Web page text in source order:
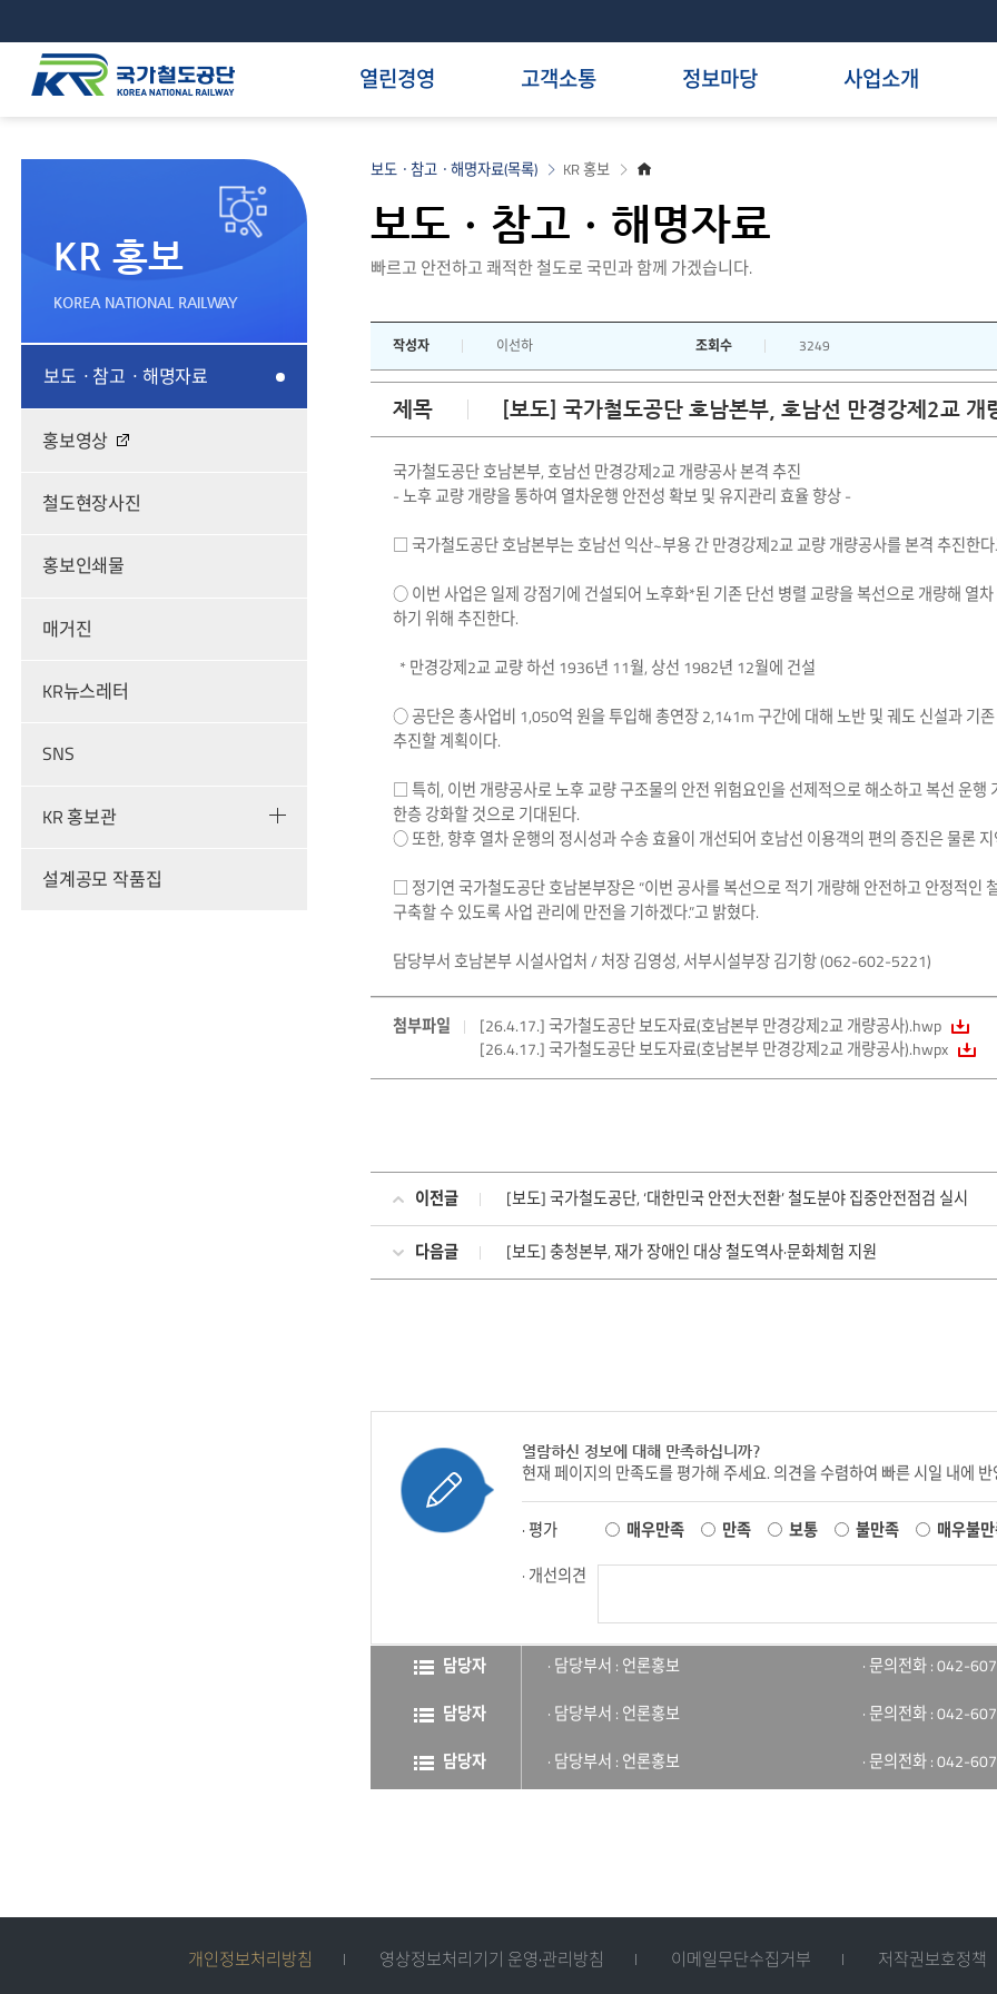
열린경영 고객소통 정보마당 사업소개
KR 홍보
KOREA NATIONAL RAILWAY
보도ㆍ참고ㆍ해명자료
홍보영상
철도현장사진
홍보인쇄물
매거진
KR뉴스레터
SNS
KR 홍보관
설계공모 작품집
로
KR 홍보
보도ㆍ참고ㆍ해명자료(목록)
보도ㆍ참고ㆍ해명자료
빠르고 안전하고 쾌적한 철도로 국민과 함께 가겠습니다.
작성자 이선하 조회수 3249
제목 [보도] 국가철도공단 호남본부, 호남선 만경강제2교 개
국가철도공단 호남본부, 호남선 만경강제2교 개량공사 본격 추진
- 노후 교량 개량을 통하여 열차운행 안전성 확보 및 유지관리 효율 향상 -
□ 국가철도공단 호남본부는 호남선 익산~부용 간 만경강제2교 교량 개량공사를 본격 추진한
○ 이번 사업은 일제 강점기에 건설되어 노후화*된 기존 단선 병렬 교량을 복선으로 개량해 열
하기 위해 추진한다.
* 만경강제2교 교량 하선 1936년 11월, 상선 1982년 12월에 건설
○ 공단은 총사업비 1,050억 원을 투입해 총연장 2,141m 구간에 대해 노반 및 궤도 신설과 기
추진할 계획이다.
□ 특히, 이번 개량공사로 노후 교량 구조물의 안전 위험요인을 선제적으로 해소하고 복선 운
한층 강화할 것으로 기대된다.
○ 또한, 향후 열차 운행의 정시성과 수송 효율이 개선되어 호남선 이용객의 편의 증진은 물론
□ 정기연 국가철도공단 호남본부장은 “이번 공사를 복선으로 적기 개량해 안전하고 안정적인
구축할 수 있도록 사업 관리에 만전을 기하겠다.”고 밝혔다.
담당부서 호남본부 시설사업처 / 처장 김영성, 서부시설부장 김기항 (062-602-5221)
첨부파일
[26.4.17.] 국가철도공단 보도자료(호남본부 만경강제2교 개량공사).hwp
[26.4.17.] 국가철도공단 보도자료(호남본부 만경강제2교 개량공사).hwpx
이전글 [보도] 국가철도공단, ‘대한민국 안전大전환’ 철도분야 집중안전점검 실시
다음글 [보도] 충청본부, 재가 장애인 대상 철도역사·문화체험 지원
열람하신 정보에 대해 만족하십니까?
현재 페이지의 만족도를 평가해 주세요. 의견을 수렴하여 빠른 시일 내에
· 평가 매우만족 만족 보통 불만족
매우불
· 개선의견
담당자 · 담당부서 : 언론홍보
· 문의전화 : 042-
담당자
· 담당부서 : 언론홍보
· 문의전화 : 042-
담당자
· 담당부서 : 언론홍보 · 문의전화 : 042-
개인정보처리방침 영상정보처리기기 운영·관리방침 이메일무단수집거부 저작권보호정책